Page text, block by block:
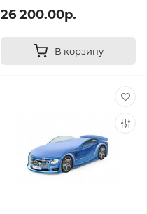
26 200.00р.
В корзину